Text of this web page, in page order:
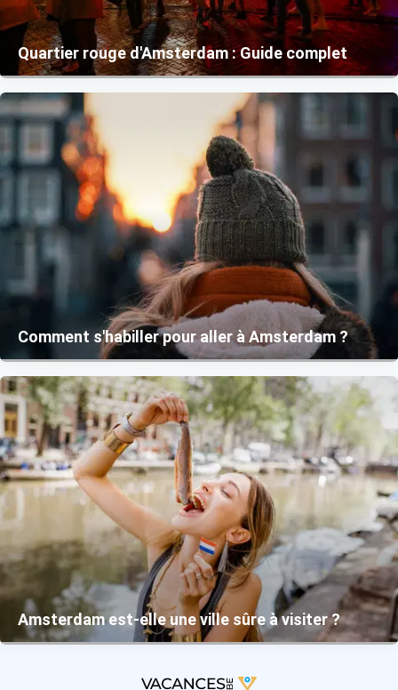
Quartier rouge d'Amsterdam : Guide complet
Comment s'habiller pour aller à Amsterdam ?
Amsterdam est-elle une ville sûre à visiter ?